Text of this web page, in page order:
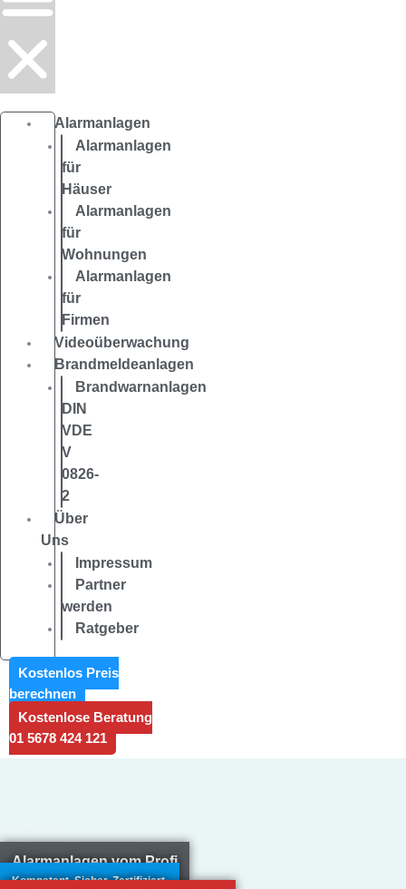
Alarmanlagen
Alarmanlagen
für
Häuser
Alarmanlagen
für
Wohnungen
Alarmanlagen
für
Firmen
Videoüberwachung
Brandmeldeanlagen
Brandwarnanlagen
DIN
VDE
V
0826-
2
Über
Uns
Impressum
Partner
werden
Ratgeber
Kostenlos Preis
berechnen
Kostenlose Beratung
01 5678 424 121
Alarmanlagen vom Profi
Kompetent. Sicher. Zertifiziert.